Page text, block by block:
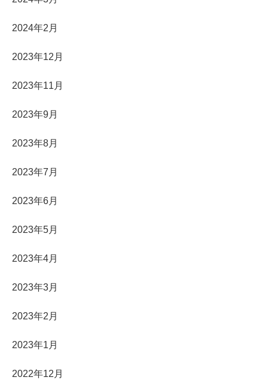
2024年2月
2023年12月
2023年11月
2023年9月
2023年8月
2023年7月
2023年6月
2023年5月
2023年4月
2023年3月
2023年2月
2023年1月
2022年12月